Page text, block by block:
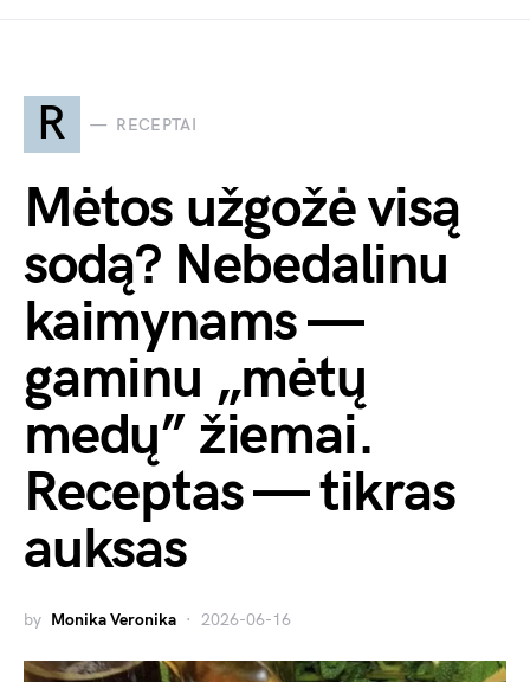
R RECEPTAI
Mėtos užgožė visą
sodą? Nebedalinu
kaimynams —
gaminu „mėtų
medų” žiemai.
Receptas — tikras
auksas
by Monika Veronika 2026-06-16